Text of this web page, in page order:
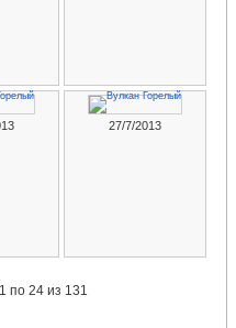
27/7/2013
по 24 из 131